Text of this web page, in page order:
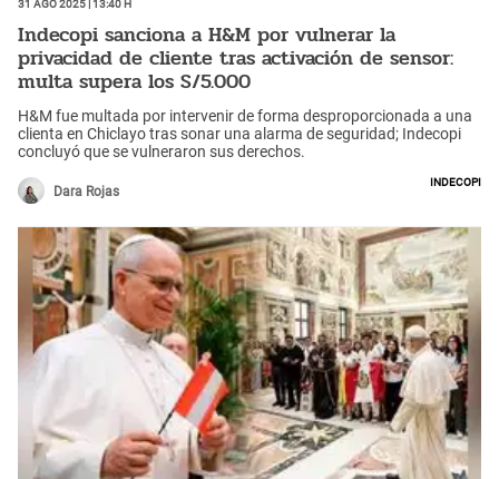
Indecopi sanciona a H&M por vulnerar la
privacidad de cliente tras activación de sensor:
multa supera los S/5.000
H&M fue multada por intervenir de forma desproporcionada a una
clienta en Chiclayo tras sonar una alarma de seguridad; Indecopi
concluyó que se vulneraron sus derechos.
Dara Rojas
Indecopi